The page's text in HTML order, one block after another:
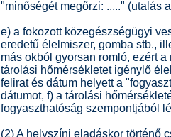
"minőségét megőrzi: ....." (utalás
e) a fokozott közegészségügyi
eredetű élelmiszer, gomba stb.,
más okból gyorsan romló, ezért
tárolási hőmérsékletet igénylő
felirat és dátum helyett a
dátumot, f) a tárolási
fogyaszthatóság szempontjából
(2) A helyszíni eladáskor történő